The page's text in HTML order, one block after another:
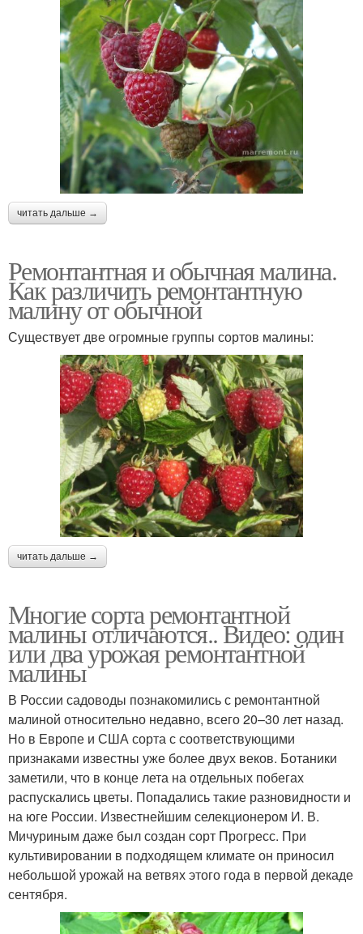
читать дальше →
Ремонтантная и обычная малина.
Как различить ремонтантную
малину от обычной
Существует две огромные группы сортов малины:
читать дальше →
Многие сорта ремонтантной
малины отличаются.. Видео: один
или два урожая ремонтантной
малины
В России садоводы познакомились с ремонтантной
малиной относительно недавно, всего 20–30 лет назад.
Но в Европе и США сорта с соответствующими
признаками известны уже более двух веков. Ботаники
заметили, что в конце лета на отдельных побегах
распускались цветы. Попадались такие разновидности и
на юге России. Известнейшим селекционером И. В.
Мичуриным даже был создан сорт Прогресс. При
культивировании в подходящем климате он приносил
небольшой урожай на ветвях этого года в первой декаде
сентября.